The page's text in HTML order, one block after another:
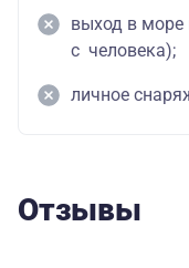
выход в море
с человека);
личное
Отзывы